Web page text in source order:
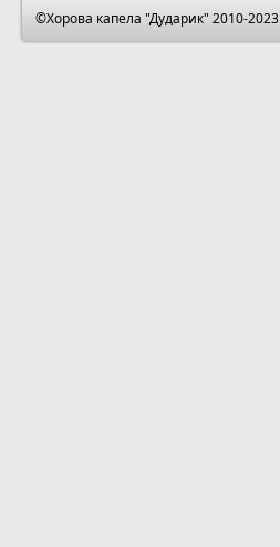
©Хорова капела "Дударик" 2010-2023